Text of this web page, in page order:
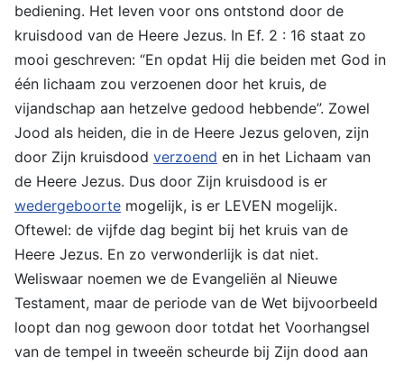
bediening. Het leven voor ons ontstond door de
kruisdood van de Heere Jezus. In Ef. 2 : 16 staat zo
mooi geschreven: “En opdat Hij die beiden met God in
één lichaam zou verzoenen door het kruis, de
vijandschap aan hetzelve gedood hebbende”. Zowel
Jood als heiden, die in de Heere Jezus geloven, zijn
door Zijn kruisdood verzoend en in het Lichaam van
de Heere Jezus. Dus door Zijn kruisdood is er
wedergeboorte mogelijk, is er LEVEN mogelijk.
Oftewel: de vijfde dag begint bij het kruis van de
Heere Jezus. En zo verwonderlijk is dat niet.
Weliswaar noemen we de Evangeliën al Nieuwe
Testament, maar de periode van de Wet bijvoorbeeld
loopt dan nog gewoon door totdat het Voorhangsel
van de tempel in tweeën scheurde bij Zijn dood aan